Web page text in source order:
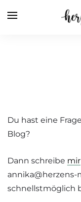
Du hast eine
Blog?
Dann schreibe mir
schnellstmöglich